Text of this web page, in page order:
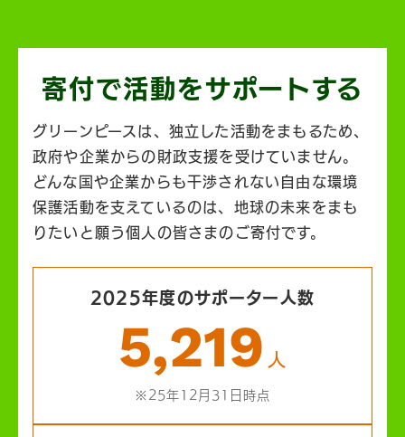
寄付で活動をサポートする
グリーンピースは、独立した活動をまもるため、
政府や企業からの財政支援を受けていません。
どんな国や企業からも干渉されない自由な環境
保護活動を支えているのは、地球の未来をまも
りたいと願う個人の皆さまのご寄付です。
2025年度のサポーター人数
5,219 人
※25年12月31日時点